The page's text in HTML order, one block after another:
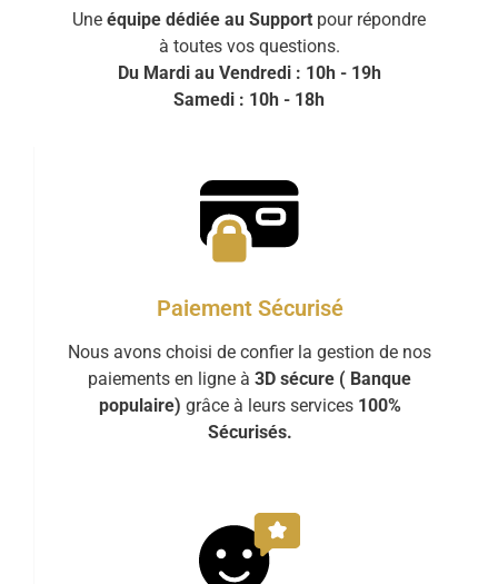
Une équipe dédiée au Support pour répondre
à toutes vos questions.
Du Mardi au Vendredi : 10h - 19h
Samedi : 10h - 18h
Paiement Sécurisé
Nous avons choisi de confier la gestion de nos
paiements en ligne à 3D sécure ( Banque
populaire) grâce à leurs services 100%
Sécurisés.